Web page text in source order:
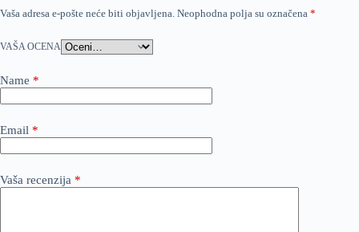
Vaša adresa e-pošte neće biti objavljena. Neophodna polja su označena *
VAŠA OCENA
Name *
Email *
Vaša recenzija *